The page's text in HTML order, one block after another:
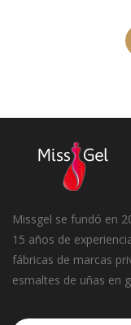
Missgel se fundó en
15 años de
fábricas de marcas
esmaltes de uñas en